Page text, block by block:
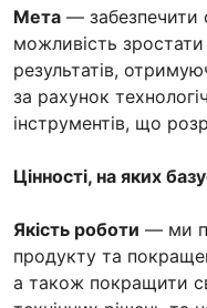
Мета — забезпечити
можливість
результатів,
за рахунок
інструментів, що
Цінності, на яких
Якість роботи — ми
продукту та
а також покращити